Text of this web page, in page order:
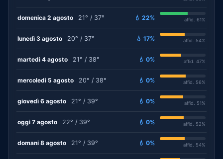
domenica 2 agosto 21° / 37° 💧 22% affid. 61%
lunedì 3 agosto 20° / 37° 💧 17% affid. 54%
martedì 4 agosto 21° / 38° 💧 0% affid. 47%
mercoledì 5 agosto 20° / 38° 💧 0% affid. 56%
giovedì 6 agosto 21° / 39° 💧 0% affid. 51%
oggi 7 agosto 22° / 39° 💧 0% affid. 52%
domani 8 agosto 21° / 39° 💧 0% affid. 54%